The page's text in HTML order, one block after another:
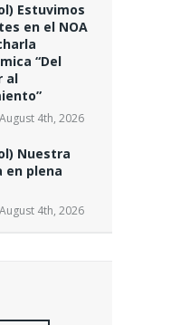
Estuvimos
en el NOA
“Del
al
4th, 2026
Nuestra
en plena
4th, 2026